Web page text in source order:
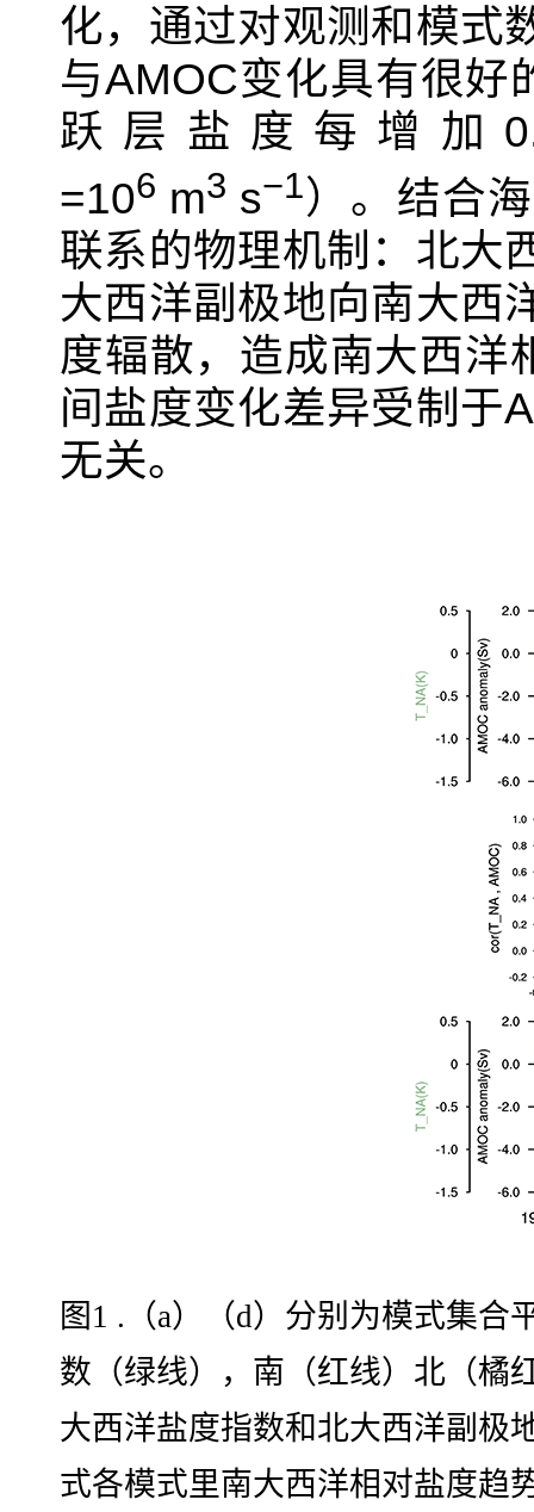
化，通过对观测和模式
与AMOC变化具有很好
跃层盐度每增加
=106 m3 s−1）。结合
联系的物理机制：北大
大西洋副极地向南大西
度辐散，造成南大西洋
间盐度变化差异受制于
无关。
图 1 . （a）（d）分别为模式集合
数（绿线），南（红线）北（橘
大西洋盐度指数和北大西洋副极
式各模式里南大西洋相对盐度趋